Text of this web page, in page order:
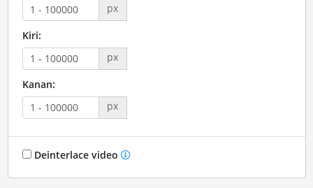
px
Kiri:
px
Kanan:
px
Deinterlace video